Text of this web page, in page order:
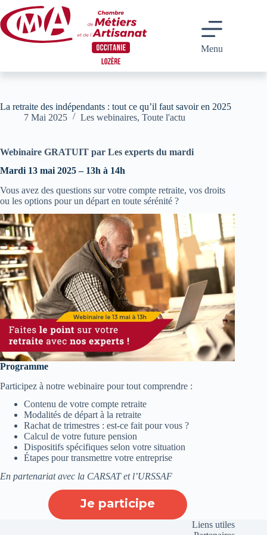
au
contenu
Menu
La retraite des indépendants : tout ce qu’il faut savoir en 2025
7 Mai 2025
Les webinaires, Toute l'actu
Webinaire GRATUIT par Les experts du mardi
Mardi 13 mai 2025 – 13h à 14h
Vous avez des questions sur votre compte retraite, vos droits
ou les options pour un départ en toute sérénité ?
Programme
Participez à notre webinaire pour tout comprendre :
Contenu de votre compte retraite
Modalités de départ à la retraite
Rachat de trimestres : est-ce fait pour vous ?
Calcul de votre future pension
Dispositifs spécifiques selon votre situation
Étapes pour transmettre votre entreprise
En partenariat avec la CARSAT et l’URSSAF
Je participe
Liens utiles